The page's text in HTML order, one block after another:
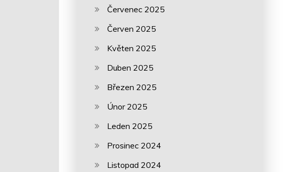
Červenec 2025
Červen 2025
Květen 2025
Duben 2025
Březen 2025
Únor 2025
Leden 2025
Prosinec 2024
Listopad 2024